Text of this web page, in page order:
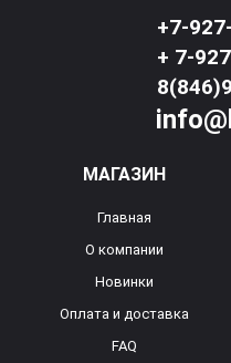
+7-
+ 7-
МАГАЗИН
Главная
О компании
Новинки
Оплата и доставка
FAQ